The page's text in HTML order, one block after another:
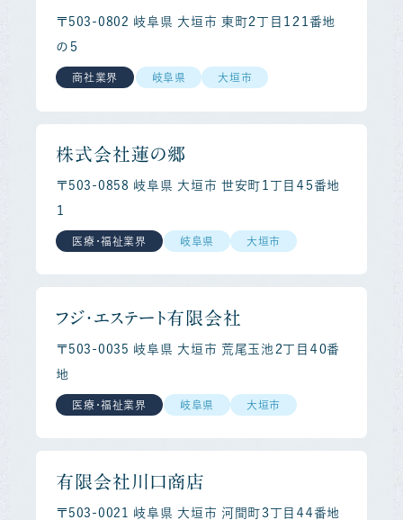
〒503-0802 岐阜県 大垣市 東町２丁目１２１番地
の５
商社業界 岐阜県 大垣市
株式会社蓮の郷
〒503-0858 岐阜県 大垣市 世安町１丁目４５番地
１
医療・福祉業界 岐阜県 大垣市
フジ・エステート有限会社
〒503-0035 岐阜県 大垣市 荒尾玉池２丁目４０番
地
医療・福祉業界 岐阜県 大垣市
有限会社川口商店
〒503-0021 岐阜県 大垣市 河間町３丁目４４番地